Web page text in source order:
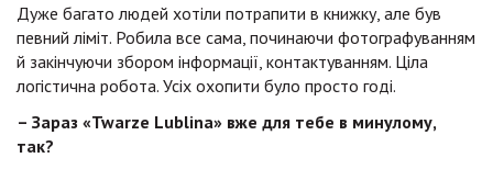
Дуже багато людей хотіли потрапити в книжку, але був
певний ліміт. Робила все сама, починаючи фотографуванням
й закінчуючи збором інформації, контактуванням. Ціла
логістична робота. Усіх охопити було просто годі.
– Зараз «Twarze Lublina» вже для тебе в минулому,
так?